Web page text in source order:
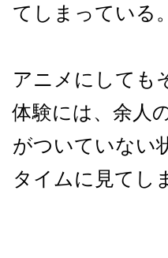
てしまっている。
アニメにしても
体験には、余人
がついていない
タイムに見てし